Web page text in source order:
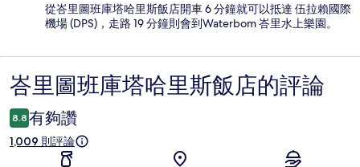
從峇里圖班庫塔哈里斯飯店開車 6 分鐘就可以抵達 伍拉賴國際
機場 (DPS)，走路 19 分鐘則會到Waterbom 峇里水上樂園。
評
論
峇里圖班庫塔哈里斯飯店的評論
8.8 有夠讚
1,009 則評論